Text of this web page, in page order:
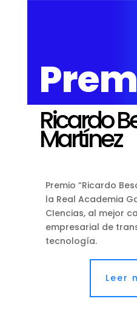
Ricardo
Martínez
Premio “Ricardo
la Real Academia
CIencias, al mejor
empresarial de
tecnología.
Leer